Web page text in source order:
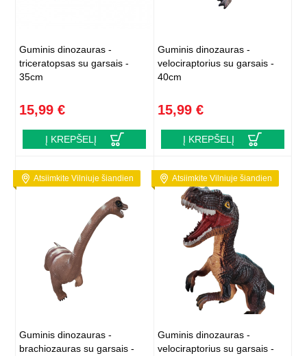
Guminis dinozauras -
triceratopsas su garsais -
35cm
15,99 €
Į KREPŠELĮ
Guminis dinozauras -
velociraptorius su garsais -
40cm
15,99 €
Į KREPŠELĮ
Atsiimkite Vilniuje šiandien
Guminis dinozauras -
brachiozauras su garsais -
Atsiimkite Vilniuje šiandien
Guminis dinozauras -
velociraptorius su garsais -